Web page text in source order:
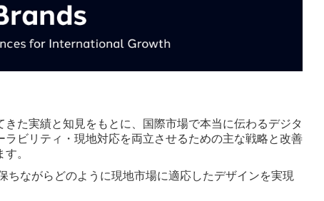
た実績と知見をもとに、国際市場で本当に伝わるデジタ
ビリティ・現地対応を両立させるための主な戦略と改善
。
ちながらどのように現地市場に適応したデザインを実現